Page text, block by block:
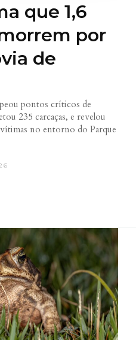
que 1,6
por
de
pontos críticos de
235 carcaças, e revelou
no entorno do Parque